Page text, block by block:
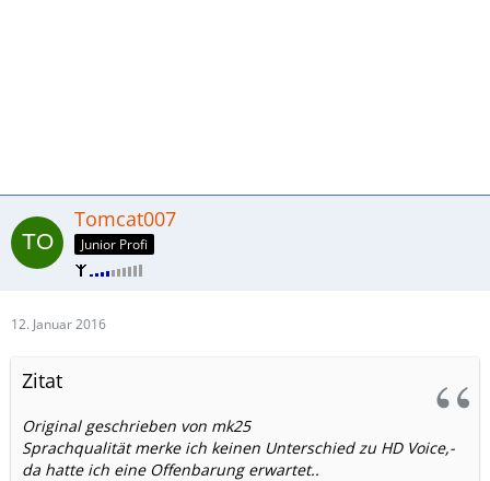
Tomcat007
Junior Profi
12. Januar 2016
Zitat
Original geschrieben von mk25
Sprachqualität merke ich keinen Unterschied zu HD Voice,-
da hatte ich eine Offenbarung erwartet..